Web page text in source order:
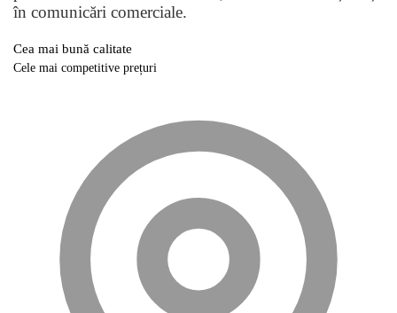
în comunicări comerciale.
Cea mai bună calitate
Cele mai competitive prețuri